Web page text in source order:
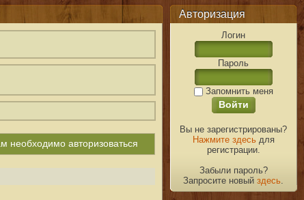
Авторизация
Логин
Пароль
Запомнить меня
Вы не зарегистрированы?
Нажмите здесьдля
регистрации.
Забыли пароль?
Запросите новыйздесь
необходимо авторизоваться